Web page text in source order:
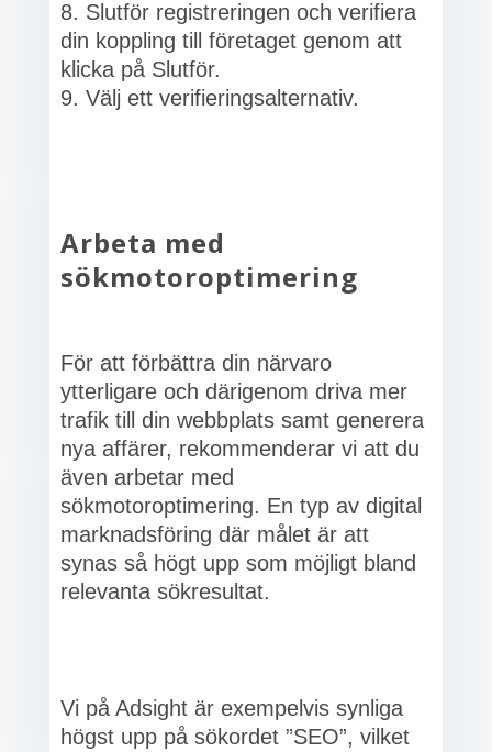
Slutför registreringen och verifiera
din koppling till företaget genom att
klicka på Slutför.
Välj ett verifieringsalternativ.
Arbeta med
sökmotoroptimering
För att förbättra din närvaro
ytterligare och därigenom driva mer
trafik till din webbplats samt generera
nya affärer, rekommenderar vi att du
även arbetar med
sökmotoroptimering. En typ av digital
marknadsföring där målet är att
synas så högt upp som möjligt bland
relevanta sökresultat.
Vi på Adsight är exempelvis synliga
högst upp på sökordet ”SEO”, vilket